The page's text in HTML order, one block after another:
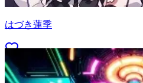
はづき蓮季
52(30)